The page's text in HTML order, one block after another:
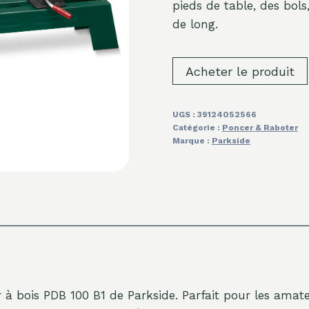
pieds de table, des
de long.
Acheter le produit
UGS : 39124052566
Catégorie : Poncer & Raboter
Marque : Parkside
bois PDB 100 B1 de Parkside. Parfait pour les